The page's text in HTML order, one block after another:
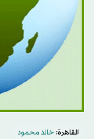
القاهرة: خالد محمود